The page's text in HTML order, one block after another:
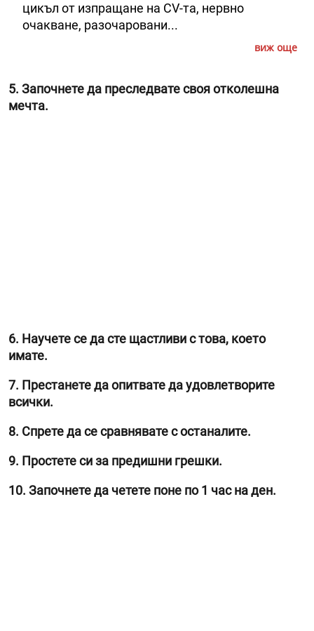
цикъл от изпращане на CV-та, нервно
очакване, разочаровани...
виж още
5. Започнете да преследвате своя отколешна
мечта.
6. Научете се да сте щастливи с това, което
имате.
7. Престанете да опитвате да удовлетворите
всички.
8. Спрете да се сравнявате с останалите.
9. Простете си за предишни грешки.
10. Започнете да четете поне по 1 час на ден.